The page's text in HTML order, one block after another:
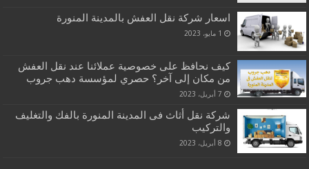
اسعار شركة نقل العفش بالمدينة المنورة
1 مايو، 2023
كيف نحافظ على خصوصية عملائنا عند نقل العفش
من مكان إلى آخر؟ حصري لمؤسسة دهب جروب
7 أبريل، 2023
شركة نقل أثاث فى المدينة المنورة بالفك والتغليف
والتركيب
8 أبريل، 2023